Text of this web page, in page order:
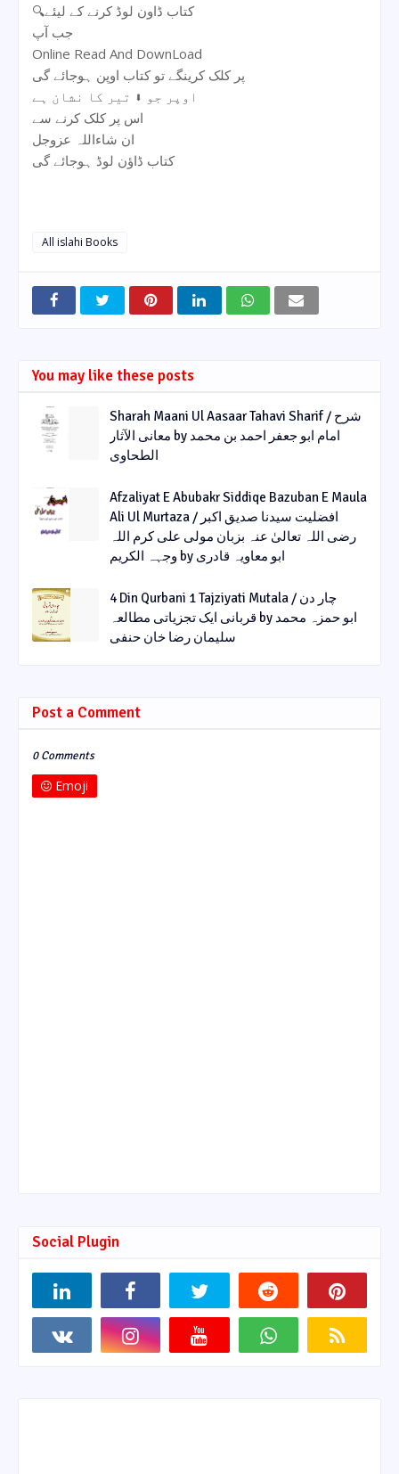
🔍کتاب ڈاون لوڈ کرنے کے لیئے
جب آپ
Online Read And DownLoad
پر کلک کرینگے تو کتاب اوپن ہوجائے گی
اوپر جو ⬇ تیر کا نشان ہے
اس پر کلک کرنے سے
ان شاءاللہ عزوجل
کتاب ڈاؤن لوڈ ہوجائے گی
All islahi Books
You may like these posts
Sharah Maani Ul Aasaar Tahavi Sharif / شرح
معانی الآثار by امام ابو جعفر احمد بن محمد
الطحاوی
Afzaliyat E Abubakr Siddiqe Bazuban E Maula
Ali Ul Murtaza / افضلیت سیدنا صدیق اکبر
رضی اللہ تعالیٰ عنہ بزبان مولی علی کرم اللہ
وجہہ الکریم by ابو معاویہ قادری
4 Din Qurbani 1 Tajziyati Mutala / چار دن
قربانی ایک تجزیاتی مطالعہ by ابو حمزہ محمد
سلیمان رضا خان حنفی
Post a Comment
0 Comments
Emoji
Social Plugin